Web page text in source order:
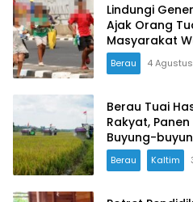
Lindungi
Ajak Orang
Masyarakat
Anak
Berau 4
Berau Tuai
Rakyat,
Buyung-
Berau Kaltim